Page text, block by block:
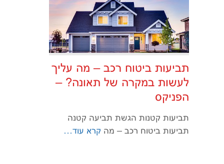
תביעות ביטוח רכב – מה עליך
לעשות במקרה של תאונה? –
הפניקס
תביעות קטנות הגשת תביעה קטנה
תביעות ביטוח רכב – מה קרא עוד…